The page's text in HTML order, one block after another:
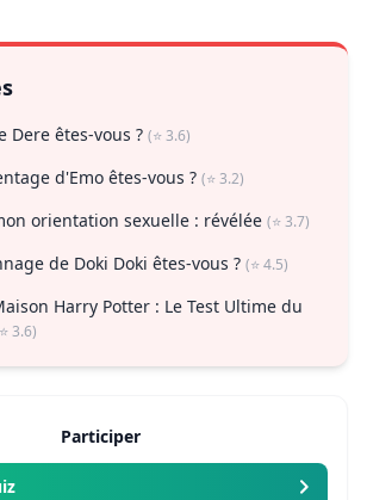
Dere êtes-vous ? (⭐ 3.6)
d'Emo êtes-vous ? (⭐ 3.2)
orientation sexuelle : révélée (⭐ 3.7)
de Doki Doki êtes-vous ? (⭐ 4.5)
Harry Potter : Le Test Ultime du
3.6)
Participer